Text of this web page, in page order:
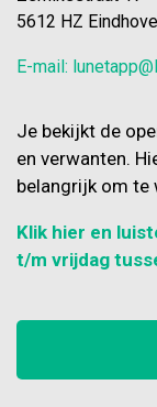
5612 HZ
E-mail:
Je bekijkt de
en verwanten.
belangrijk om te
Klik hier en
t/m vrijdag